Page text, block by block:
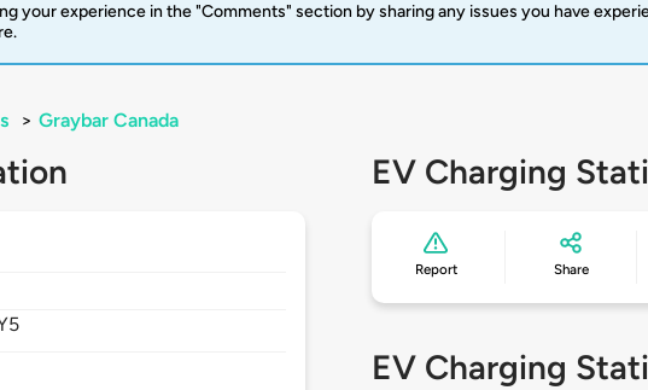
your experience in the "Comments" section by sharing any issues you have
> Graybar Canada
EV Charging
Report Share
EV Charging